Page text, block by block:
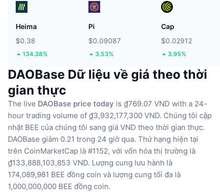
Heima
$0.38
134.38%
Pi
$0.09087
3.53%
Cap
$0.02912
3.95%
DAOBase Dữ liệu về giá theo thời
gian thực
The live DAOBase price today is ₫769.07 VND with a 24-
hour trading volume of ₫3,932,177,300 VND. Chúng tôi cập
nhật BEE của chúng tôi sang giá VND theo thời gian thực.
DAOBase giảm 0.21 trong 24 giờ qua. Thứ hạng hiện tại
trên CoinMarketCap là #1152, với vốn hóa thị trường là
₫133,888,103,853 VND. Lượng cung lưu hành là
174,089,981 BEE đồng coin và lượng cung tối đa là
1,000,000,000 BEE đồng coin.